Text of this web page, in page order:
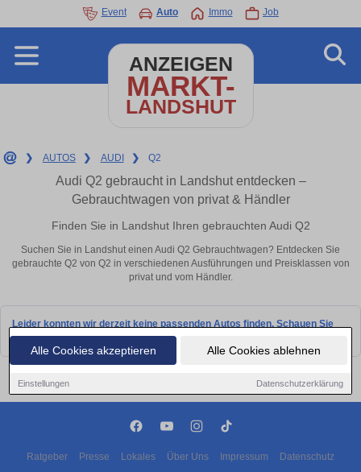
Alle Cookies akzeptieren Alle Cookies ablehnen
Einstellungen Datenschutzerklärung
Event Auto Immo Job
ANZEIGEN
MARKT-
LANDSHUT
❯ AUTOS ❯ AUDI ❯ Q2
Audi Q2 gebraucht in Landshut entdecken –
Gebrauchtwagen von privat & Händler
Finden Sie in Landshut Ihren gebrauchten Audi Q2
Suchen Sie in Landshut einen Audi Q2 Gebrauchtwagen? Entdecken Sie
gebrauchte Q2 von Q2 in verschiedenen Ausführungen und Preisklassen von
privat und vom Händler.
Leider konnten wir derzeit keine passenden Autos finden. Schauen Sie
bald wieder vorbei!
Ratgeber Presse Lokales Über Uns Impressum Datenschutz